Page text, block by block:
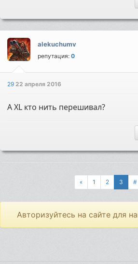
alekuchumv
репутация:0
2922 апреля 2016
А XL кто нить перешивал?
« 1 2 3 #
Авторизуйтесь на сайте для